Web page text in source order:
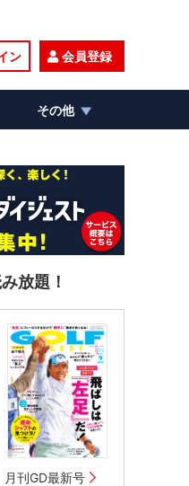
ン 会員登録
その他
放題！
月刊GD最新号